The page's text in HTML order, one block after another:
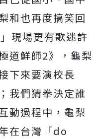
和也再度搞笑回
現場更有歌迷許
道鮮師2》， 龜梨
下來要演校長
我們猜拳決定誰
動過程中，龜梨
在台灣「do